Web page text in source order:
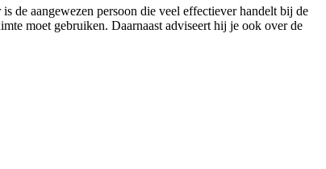
de aangewezen persoon die veel effectiever handelt bij de
moet gebruiken. Daarnaast adviseert hij je ook over de